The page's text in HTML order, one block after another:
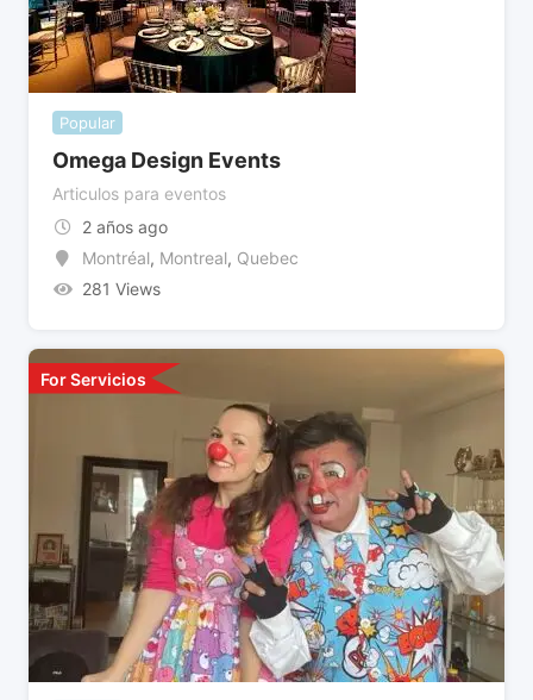
Popular
Omega Design Events
Articulos para eventos
2 años ago
Montréal, Montreal, Quebec
281 Views
For Servicios